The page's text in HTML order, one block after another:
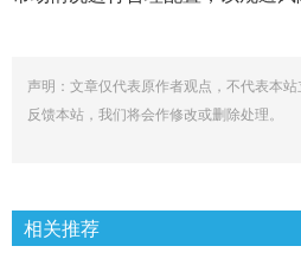
声明：文章仅代表原作者观点，不代表本
反馈本站，我们将会作修改或删除处理。
相关推荐